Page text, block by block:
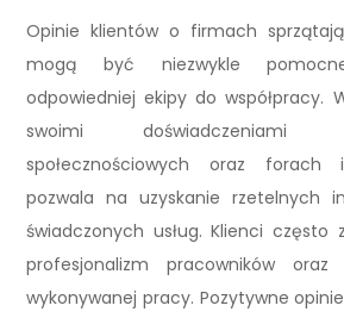
Opinie klientów o firmach
mogą być niezwykle
odpowiedniej ekipy do współpracy.
swoimi
społecznościowych oraz forach
pozwala na uzyskanie rzetelnych
świadczonych usług. Klienci często
profesjonalizm pracowników
wykonywanej pracy. Pozytywne